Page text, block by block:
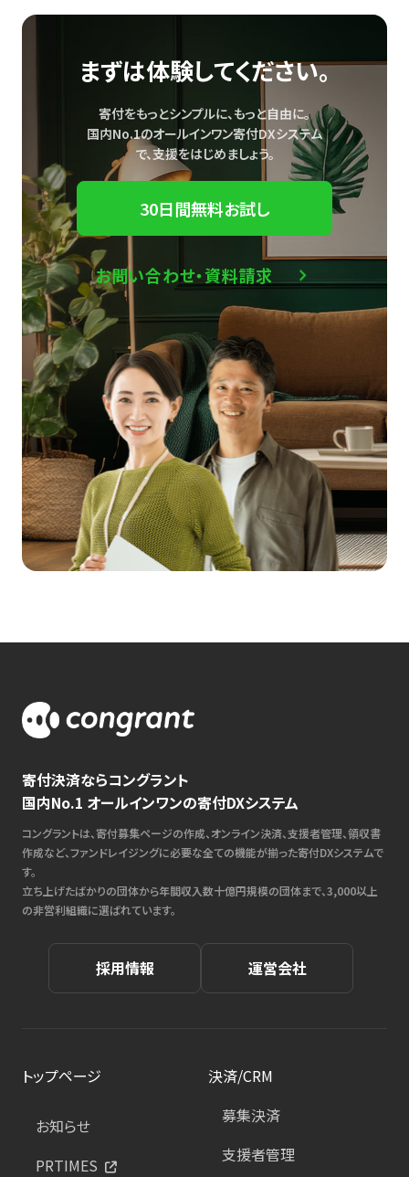
まずは体験してください。
寄付をもっとシンプルに、もっと自由に。
国内No.1のオールインワン寄付DXシステム
で、支援をはじめましょう。
30日間無料お試し
お問い合わせ・資料請求
寄付決済ならコングラント
国内No.1 オールインワンの寄付DXシステム
コングラントは、寄付募集ページの作成、オンライン決済、支援者管理、領収書
作成など、ファンドレイジングに必要な全ての機能が揃った寄付DXシステムで
す。
立ち上げたばかりの団体から年間収入数十億円規模の団体まで、3,000以上
の非営利組織に選ばれています。
採用情報 運営会社
トップページ
お知らせ
PRTIMES
決済/CRM
募集決済
支援者管理